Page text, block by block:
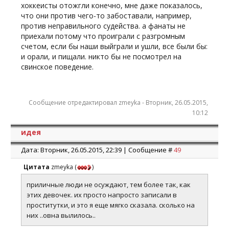
хоккеисты отожгли конечно, мне даже показалось,
что они против чего-то забоставали, например,
против неправильного судейства. а фанаты не
приехали потому что проиграли с разгромным
счетом, если бы наши выйграли и ушли, все были бы:
и орали, и пищали. никто бы не посмотрел на
свинское поведение.
Сообщение отредактировал zmeyka - Вторник, 26.05.2015,
10:12
идея
Дата: Вторник, 26.05.2015, 22:39 | Сообщение #49
Цитата zmeyka ( )
приличные люди не осуждают, тем более так, как
этих девочек. их просто напросто записали в
проститутки, и это я еще мягко сказала. сколько на
них ..овна вылилось..